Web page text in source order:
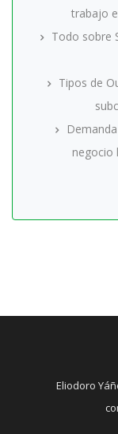
trabajo
Todo sobre
Tipos de
negocio
Eliodoro